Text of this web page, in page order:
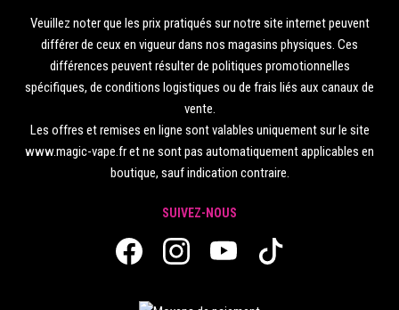
Veuillez noter que les prix pratiqués sur notre site internet peuvent
différer de ceux en vigueur dans nos magasins physiques. Ces
différences peuvent résulter de politiques promotionnelles
spécifiques, de conditions logistiques ou de frais liés aux canaux de
vente.
Les offres et remises en ligne sont valables uniquement sur le site
www.magic-vape.fr et ne sont pas automatiquement applicables en
boutique, sauf indication contraire.
SUIVEZ-NOUS